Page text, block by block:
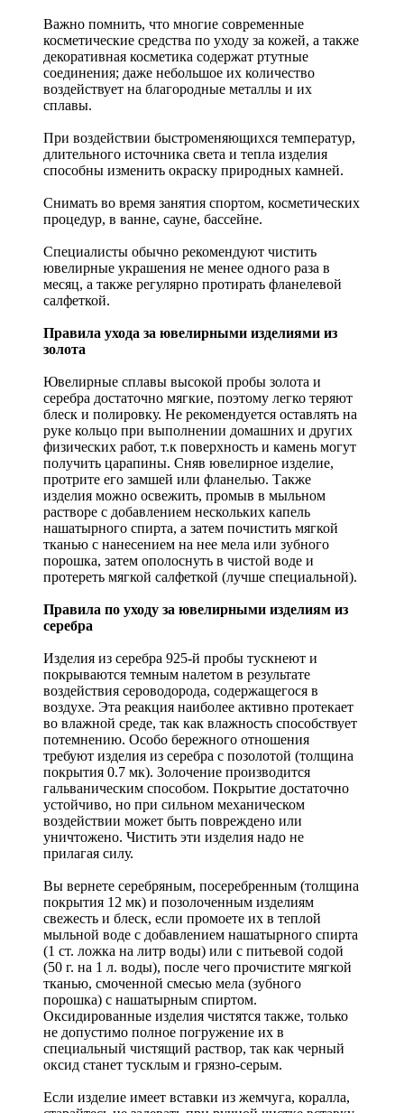
Важно помнить, что многие современные
косметические средства по уходу за кожей, а также
декоративная косметика содержат ртутные
соединения; даже небольшое их количество
воздействует на благородные металлы и их
сплавы.
При воздействии быстроменяющихся температур,
длительного источника света и тепла изделия
способны изменить окраску природных камней.
Снимать во время занятия спортом, косметических
процедур, в ванне, сауне, бассейне.
Специалисты обычно рекомендуют чистить
ювелирные украшения не менее одного раза в
месяц, а также регулярно протирать фланелевой
салфеткой.
Правила ухода за ювелирными изделиями из
золота
Ювелирные сплавы высокой пробы золота и
серебра достаточно мягкие, поэтому легко теряют
блеск и полировку. Не рекомендуется оставлять на
руке кольцо при выполнении домашних и других
физических работ, т.к поверхность и камень могут
получить царапины. Сняв ювелирное изделие,
протрите его замшей или фланелью. Также
изделия можно освежить, промыв в мыльном
растворе с добавлением нескольких капель
нашатырного спирта, а затем почистить мягкой
тканью с нанесением на нее мела или зубного
порошка, затем ополоснуть в чистой воде и
протереть мягкой салфеткой (лучше специальной).
Правила по уходу за ювелирными изделиям из
серебра
Изделия из серебра 925-й пробы тускнеют и
покрываются темным налетом в результате
воздействия сероводорода, содержащегося в
воздухе. Эта реакция наиболее активно протекает
во влажной среде, так как влажность способствует
потемнению. Особо бережного отношения
требуют изделия из серебра с позолотой (толщина
покрытия 0.7 мк). Золочение производится
гальваническим способом. Покрытие достаточно
устойчиво, но при сильном механическом
воздействии может быть повреждено или
уничтожено. Чистить эти изделия надо не
прилагая силу.
Вы вернете серебряным, посеребренным (толщина
покрытия 12 мк) и позолоченным изделиям
свежесть и блеск, если промоете их в теплой
мыльной воде с добавлением нашатырного спирта
(1 ст. ложка на литр воды) или с питьевой содой
(50 г. на 1 л. воды), после чего прочистите мягкой
тканью, смоченной смесью мела (зубного
порошка) с нашатырным спиртом.
Оксидированные изделия чистятся также, только
не допустимо полное погружение их в
специальный чистящий раствор, так как черный
оксид станет тусклым и грязно-серым.
Если изделие имеет вставки из жемчуга, коралла,